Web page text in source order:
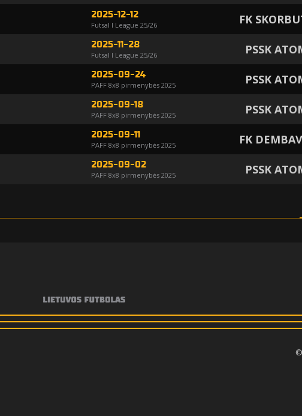
2025-12-12
Futsal I League 25/26 FK
2025-11-28
Futsal I League 25/26 PSSK
2025-09-24
PAFF 8x8 pirmenybės 2025 PSSK
2025-09-18
PAFF 8x8 pirmenybės 2025 PSSK
2025-09-11
PAFF 8x8 pirmenybės 2025 FK
2025-09-02
PAFF 8x8 pirmenybės 2025 PSSK
©